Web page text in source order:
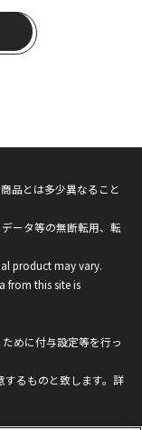
品とは多少異なること
ータ等の無断転用、転
product may vary.
from this site is
めに付与設定等を行っ
るものと致します。詳